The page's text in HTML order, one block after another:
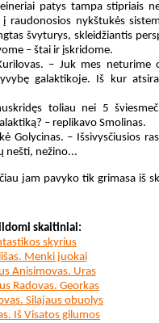
patys tampa stipriais
raudonosios nykštukės
švyturys, skleidžiantis
– štai ir įskridome.
– Juk mes neturime
galaktikoje. Iš kur
toliau nei 5
– replikavo Smolinas.
Golycinas. – Išsivysčiusios
nešti, nežino...
jam pavyko tik grimasa iš
skaitiniai:
skyrius
Menki juokai
Anisimovas. Uras
Radovas. Georkas
Silajaus obuolys
Iš Visatos gilumos